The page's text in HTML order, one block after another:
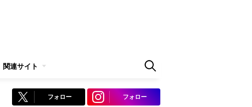
関連サイト
フォロー フォロー